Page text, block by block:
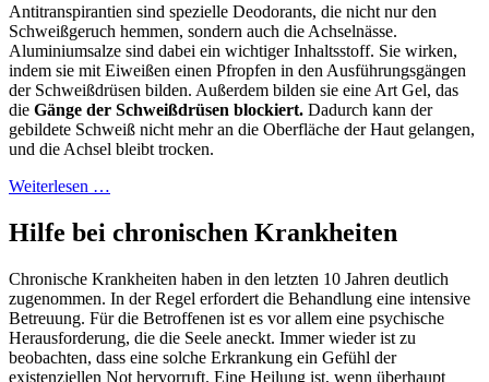
Antitranspirantien sind spezielle Deodorants, die nicht nur den
Schweißgeruch hemmen, sondern auch die Achselnässe.
Aluminiumsalze sind dabei ein wichtiger Inhaltsstoff. Sie wirken,
indem sie mit Eiweißen einen Pfropfen in den Ausführungsgängen
der Schweißdrüsen bilden. Außerdem bilden sie eine Art Gel, das
die Gänge der Schweißdrüsen blockiert. Dadurch kann der
gebildete Schweiß nicht mehr an die Oberfläche der Haut gelangen,
und die Achsel bleibt trocken.
Weiterlesen …
Hilfe bei chronischen Krankheiten
Chronische Krankheiten haben in den letzten 10 Jahren deutlich
zugenommen. In der Regel erfordert die Behandlung eine intensive
Betreuung. Für die Betroffenen ist es vor allem eine psychische
Herausforderung, die die Seele aneckt. Immer wieder ist zu
beobachten, dass eine solche Erkrankung ein Gefühl der
existenziellen Not hervorruft. Eine Heilung ist, wenn überhaupt